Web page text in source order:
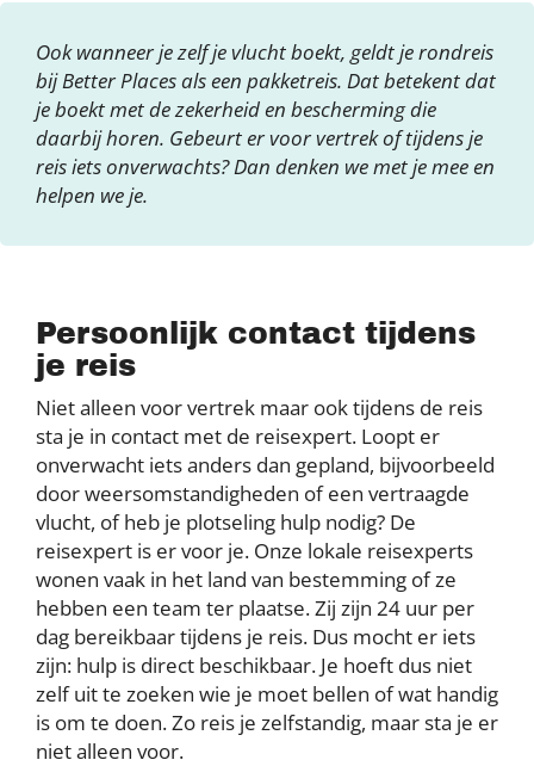
Ook wanneer je zelf je vlucht boekt, geldt je rondreis
bij Better Places als een pakketreis. Dat betekent dat
je boekt met de zekerheid en bescherming die
daarbij horen. Gebeurt er voor vertrek of tijdens je
reis iets onverwachts? Dan denken we met je mee en
helpen we je.
Persoonlijk contact tijdens
je reis
Niet alleen voor vertrek maar ook tijdens de reis
sta je in contact met de reisexpert. Loopt er
onverwacht iets anders dan gepland, bijvoorbeeld
door weersomstandigheden of een vertraagde
vlucht, of heb je plotseling hulp nodig? De
reisexpert is er voor je. Onze lokale reisexperts
wonen vaak in het land van bestemming of ze
hebben een team ter plaatse. Zij zijn 24 uur per
dag bereikbaar tijdens je reis. Dus mocht er iets
zijn: hulp is direct beschikbaar. Je hoeft dus niet
zelf uit te zoeken wie je moet bellen of wat handig
is om te doen. Zo reis je zelfstandig, maar sta je er
niet alleen voor.